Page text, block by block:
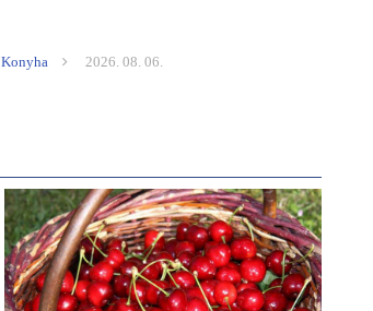
Konyha 2026. 08. 06.